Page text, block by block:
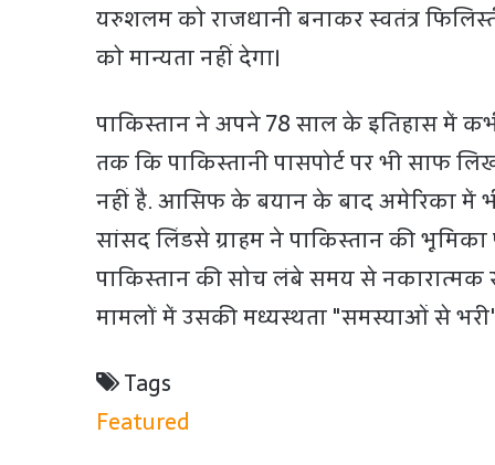
यरुशलम को राजधानी बनाकर स्वतंत्र
को मान्यता नहीं देगा।
पाकिस्तान ने अपने 78 साल के इतिहास में
तक कि पाकिस्तानी पासपोर्ट पर भी साफ
नहीं है. आसिफ के बयान के बाद अमेरिका में
सांसद लिंडसे ग्राहम ने पाकिस्तान की
पाकिस्तान की सोच लंबे समय से
मामलों में उसकी मध्यस्थता "समस्याओं से
Tags
Featured